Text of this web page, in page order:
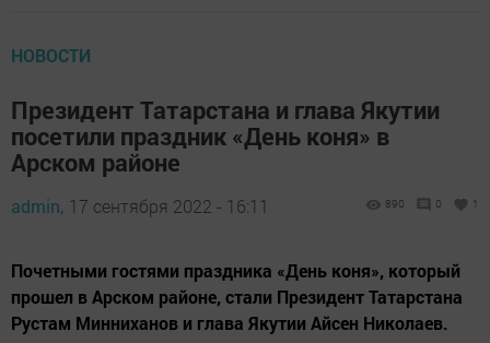
НОВОСТИ
Президент Татарстана и глава Якутии
посетили праздник «День коня» в
Арском районе
admin, 17 сентября 2022 - 16:11 890 0 1
Почетными гостями праздника «День коня», который
прошел в Арском районе, стали Президент Татарстана
Рустам Минниханов и глава Якутии Айсен Николаев.